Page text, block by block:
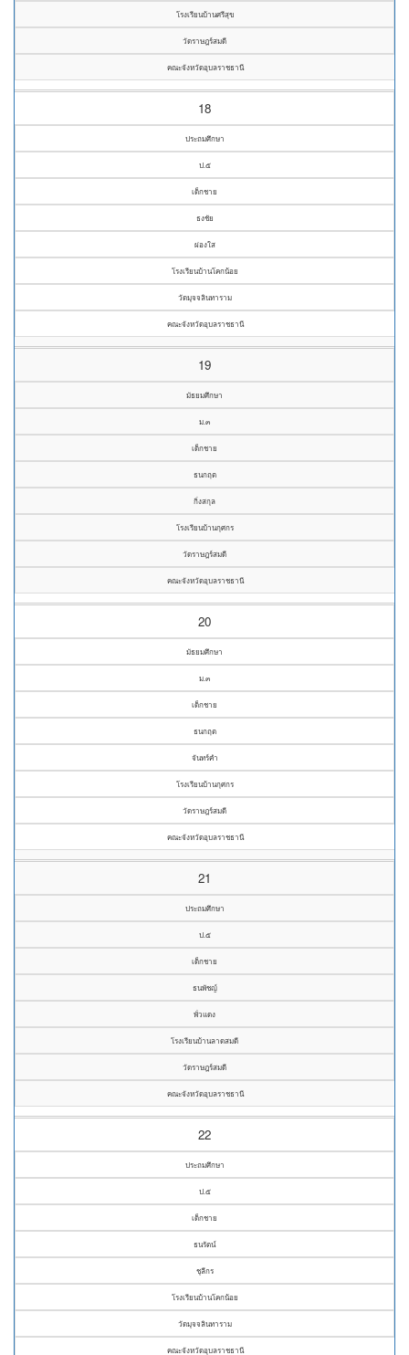
โรงเรียนบ้านศรีสุข
วัดราษฎร์สมดี
คณะจังหวัดอุบลราชธานี
18
ประถมศึกษา
ป.๕
เด็กชาย
ธงชัย
ผ่องใส
โรงเรียนบ้านโคกน้อย
วัดมุจจลินทาราม
คณะจังหวัดอุบลราชธานี
19
มัธยมศึกษา
ม.๓
เด็กชาย
ธนกฤต
กิ่งสกุล
โรงเรียนบ้านกุศกร
วัดราษฎร์สมดี
คณะจังหวัดอุบลราชธานี
20
มัธยมศึกษา
ม.๓
เด็กชาย
ธนกฤต
จันทร์คำ
โรงเรียนบ้านกุศกร
วัดราษฎร์สมดี
คณะจังหวัดอุบลราชธานี
21
ประถมศึกษา
ป.๕
เด็กชาย
ธนพัชญ์
พั่วแดง
โรงเรียนบ้านลาดสมดี
วัดราษฎร์สมดี
คณะจังหวัดอุบลราชธานี
22
ประถมศึกษา
ป.๕
เด็กชาย
ธนรัตน์
ชุลีกร
โรงเรียนบ้านโคกน้อย
วัดมุจจลินทาราม
คณะจังหวัดอุบลราชธานี